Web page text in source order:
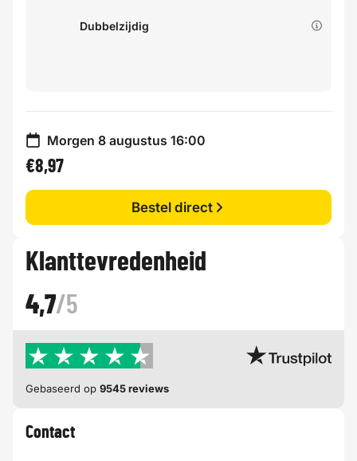
Dubbelzijdig
Morgen 8 augustus 16:00
€8,97
Bestel direct
Klanttevredenheid
4,7/5
Gebaseerd op 9545 reviews
Contact